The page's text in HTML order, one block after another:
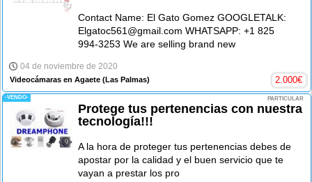
Contact Name: El Gato Gomez GOOGLETALK:
Elgatoc561@gmail.com WHATSAPP: +1 825
994-3253 We are selling brand new
04 de noviembre de 2020
Videocámaras en Agaete (Las Palmas) 2.000€
-VENDO- PARTICULAR
Protege tus pertenencias con nuestra
tecnología!!!
A la hora de proteger tus pertenencias debes de
apostar por la calidad y el buen servicio que te
vayan a prestar los pro